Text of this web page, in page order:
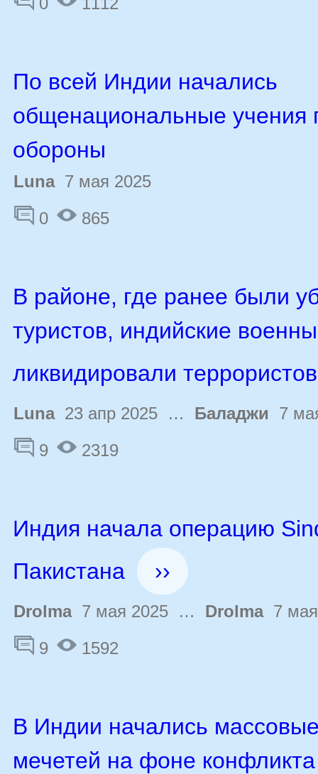
По всей Индии начались
общенациональные учения
обороны
Luna7 мая 2025
0
865
В районе, где ранее были
туристов, индийские
ликвидировали террористов
Luna23 апр 2025 … Баладжи 7
9
2319
Индия начала операцию
Пакистана
››
Drolma7 мая 2025 … Drolma7 мая
9
1592
В Индии начались
мечетей на фоне